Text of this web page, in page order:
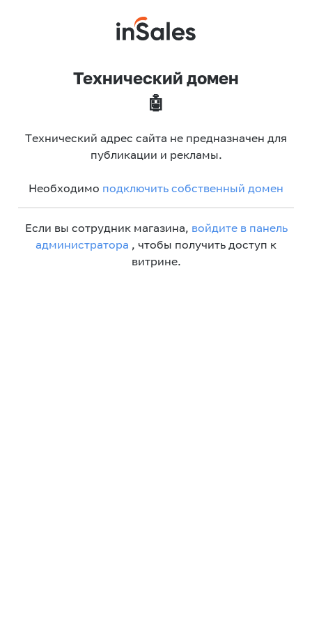
Технический домен
🤖
Технический адрес сайта не предназначен для
публикации и рекламы.
Необходимо подключить собственный домен
Если вы сотрудник магазина, войдите в панель
администратора , чтобы получить доступ к
витрине.